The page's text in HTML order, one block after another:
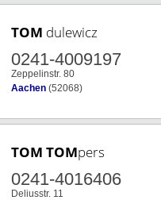
TOM dulewicz
0241-4009197
Zeppelinstr. 80
Aachen (52068)
TOM TOMpers
0241-4016406
Deliusstr. 11